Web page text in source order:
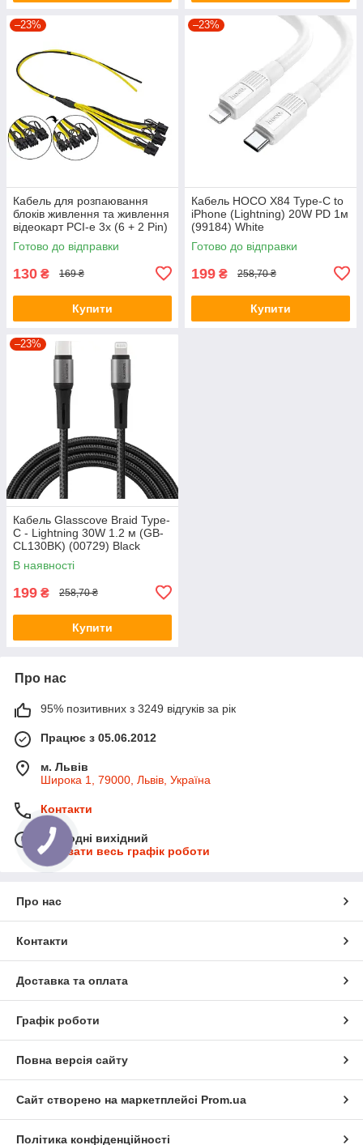
–23%
Кабель для розпаювання
блоків живлення та живлення
відеокарт PCI-e 3х (6 + 2 Pin)
12 +18 AWG 50+20 см
Готово до відправки
130 ₴ 169 ₴
Купити
–23%
Кабель HOCO X84 Type-C to
iPhone (Lightning) 20W PD 1м
(99184) White
Готово до відправки
199 ₴ 258,70 ₴
Купити
–23%
Кабель Glasscove Braid Type-
C - Lightning 30W 1.2 м (GB-
CL130BK) (00729) Black
В наявності
199 ₴ 258,70 ₴
Купити
Про нас
95% позитивних з 3249 відгуків за рік
Працює з 05.06.2012
м. Львів
Широка 1, 79000, Львів, Україна
Контакти
Сьогодні вихідний
Показати весь графік роботи
Про нас
Контакти
Доставка та оплата
Графік роботи
Повна версія сайту
Сайт створено на маркетплейсі Prom.ua
Політика конфіденційності